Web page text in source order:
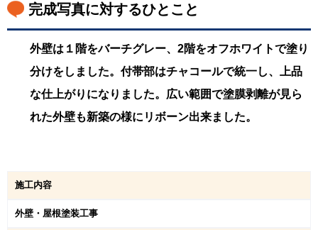
完成写真に対するひとこと
外壁は１階をバーチグレー、2階をオフホワイトで塗り
分けをしました。付帯部はチャコールで統一し、上品
な仕上がりになりました。広い範囲で塗膜剥離が見ら
れた外壁も新築の様にリボーン出来ました。
施工内容
外壁・屋根塗装工事